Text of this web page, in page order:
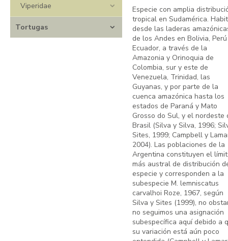
Viperidae
Tortugas
Especie con amplia
tropical en Sudamérica.
desde las laderas
de los Andes en Bolivia,
Ecuador, a través de la
Amazonia y Orinoquia de
Colombia, sur y este de
Venezuela, Trinidad, las
Guyanas, y por parte de la
cuenca amazónica hasta los
estados de Paraná y Mato
Grosso do Sul, y el nordeste
Brasil (Silva y Silva, 1996;
Sites, 1999; Campbell y
2004). Las poblaciones de la
Argentina constituyen el
más austral de distribución
especie y corresponden a la
subespecie M. lemniscatus
carvalhoi Roze, 1967, según
Silva y Sites (1999), no
no seguimos una asignación
subespecífica aquí debido a
su variación está aún poco